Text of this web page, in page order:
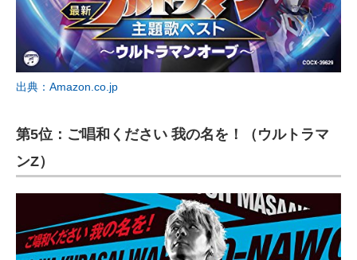
出典：Amazon.co.jp
第5位：ご唱和ください 我の名を！（ウルトラマ
ンZ）